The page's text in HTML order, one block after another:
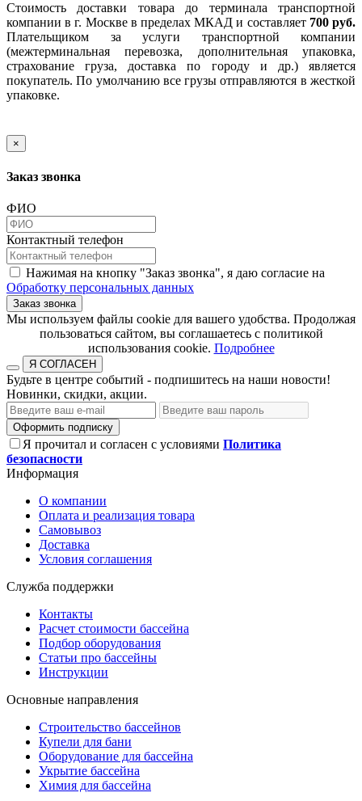
Стоимость доставки товара до терминала транспортной
компании в г. Москве в пределах МКАД и составляет 700 руб.
Плательщиком за услуги транспортной компании
(межтерминальная перевозка, дополнительная упаковка,
страхование груза, доставка по городу и др.) является
покупатель. По умолчанию все грузы отправляются в жесткой
упаковке.
×
Заказ звонка
ФИО
Контактный телефон
Нажимая на кнопку "Заказ звонка", я даю согласие на
Обработку персональных данных
Заказ звонка
​​​​​​​Мы используем файлы cookie для вашего удобства. Продолжая
пользоваться сайтом, вы соглашаетесь с политикой
использования cookie.​​​​​​​ Подробнее
Я СОГЛАСЕН
Будьте в центре событий - подпишитесь на наши новости!
Новинки, скидки, акции.
Оформить подписку
Я прочитал и согласен с условиями Политика
безопасности
Информация
О компании
Оплата и реализация товара
Самовывоз
Доставка
Условия соглашения
Служба поддержки
Контакты
Расчет стоимости бассейна
Подбор оборудования
Статьи про бассейны
Инструкции
Основные направления
Строительство бассейнов
Купели для бани
Оборудование для бассейна
Укрытие бассейна
Химия для бассейна